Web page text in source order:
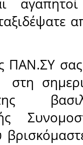
ΠΑΝ.ΣΥ
στη